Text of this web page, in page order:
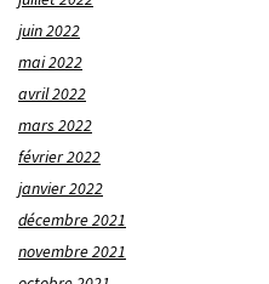
juin 2022
mai 2022
avril 2022
mars 2022
février 2022
janvier 2022
décembre 2021
novembre 2021